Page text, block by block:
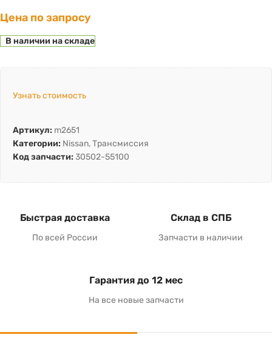
Цена по запросу
В наличии на складе
Узнать стоимость
Артикул: m2651
Категории: Nissan,Трансмиссия
Код запчасти: 30502-55100
Быстрая доставка
По всей России
Склад в СПБ
Запчасти в наличии
Гарантия до 12 мес
На все новые запчасти